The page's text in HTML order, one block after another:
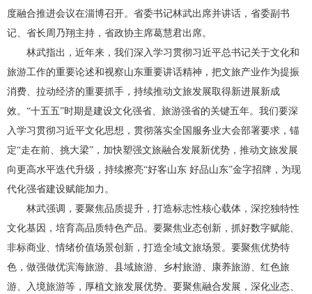
度融合推进会议在淄博召开。省委书记林武出席并讲话，省委副书
记、省长周乃翔主持，省政协主席葛慧君出席。
林武指出，近年来，我们深入学习贯彻习近平总书记关于文化和
旅游工作的重要论述和视察山东重要讲话精神，把文旅产业作为提振
消费、拉动经济的重要抓手，持续推动文旅发展取得新进展新成
效。“十五五”时期是建设文化强省、旅游强省的关键五年。我们要深
入学习贯彻习近平文化思想，贯彻落实全国服务业大会部署要求，锚
定“走在前、挑大梁”，加快塑强文旅融合发展新优势，推动文旅发展
向更高水平迭代升级，持续擦亮“好客山东 好品山东”金字招牌，为现
代化强省建设赋能加力。
林武强调，要聚焦品质提升，打造标志性核心载体，深挖独特性
文化基因，培育高品质特色产品。要聚焦业态创新，抓好数字赋能、
非标商业、情绪价值场景创新，打造全域文旅场景。要聚焦优势特
色，做强做优滨海旅游、县域旅游、乡村旅游、康养旅游、红色旅
游、入境旅游等，厚植文旅发展优势。要聚焦融合发展，深化业态、